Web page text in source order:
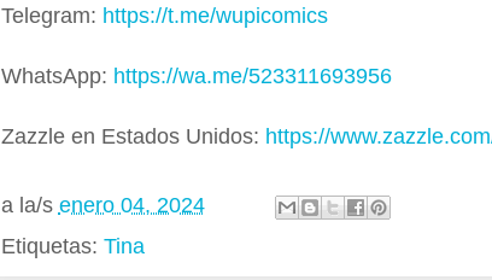
Telegram: https://t.me/wupicomics
WhatsApp: https://wa.me/523311693956
Zazzle en Estados Unidos: https://
a la/s enero 04, 2024
Etiquetas: Tina